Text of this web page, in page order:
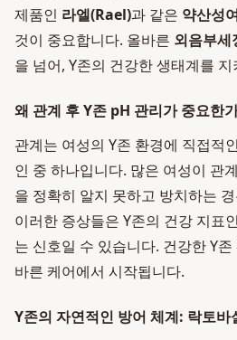
제품인 라엘(Rael)과 같은 약산성
것이 중요합니다. 올바른 외음부세
을 넘어, Y존의 건강한 생태계를
왜 관계 후 Y존 pH 관리가 중요한
관계는 여성의 Y존 환경에 직접적
인 중 하나입니다. 많은 여성이 관
을 정확히 알지 못하고 방치하는
이러한 증상들은 Y존의 건강 지표
는 신호일 수 있습니다. 건강한 Y
바른 케어에서 시작됩니다.
Y존의 자연적인 방어 체계: 락토바